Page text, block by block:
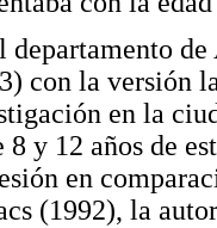
departamento
con la versión
en la
8 y 12 años de
en
(1992), la